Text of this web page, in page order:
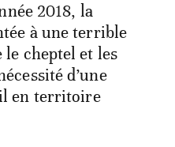
2018, la
à une terrible
le cheptel et les
d’une
en territoire